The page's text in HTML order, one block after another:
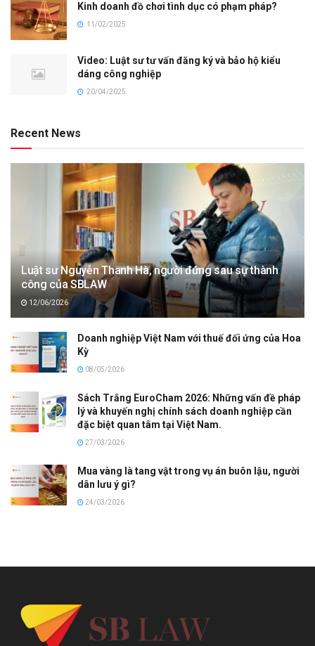
Kinh doanh đồ chơi tình dục có phạm pháp?
11/02/2025
Video: Luật sư tư vấn đăng ký và bảo hộ kiểu
dáng công nghiệp
20/04/2025
Recent News
Luật sư Nguyễn Thanh Hà, người đứng sau sự thành
công của SBLAW
12/06/2026
Doanh nghiệp Việt Nam với thuế đối ứng của Hoa
Kỳ
08/05/2026
Sách Trắng EuroCham 2026: Những vấn đề pháp
lý và khuyến nghị chính sách doanh nghiệp cần
đặc biệt quan tâm tại Việt Nam.
27/03/2026
Mua vàng là tang vật trong vụ án buôn lậu, người
dân lưu ý gì?
24/03/2026